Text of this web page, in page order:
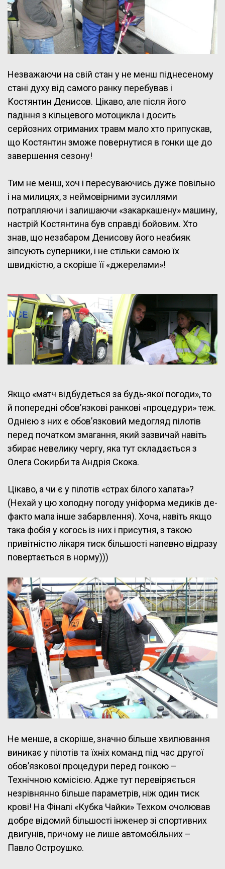
Незважаючи на свій стан у не менш піднесеному
стані духу від самого ранку перебував і
Костянтин Денисов. Цікаво, але після його
падіння з кільцевого мотоцикла і досить
серйозних отриманих травм мало хто припускав,
що Костянтин зможе повернутися в гонки ще до
завершення сезону!
Тим не менш, хоч і пересуваючись дуже повільно
і на милицях, з неймовірними зусиллями
потрапляючи і залишаючи «закаркашену» машину,
настрій Костянтина був справді бойовим. Хто
знав, що незабаром Денисову його неабияк
зіпсують суперники, і не стільки самою їх
швидкістю, а скоріше її «джерелами»!
Якщо «матч відбудеться за будь-якої погоди», то
й попередні обов’язкові ранкові «процедури» теж.
Однією з них є обов’язковий медогляд пілотів
перед початком змагання, який зазвичай навіть
збирає невелику чергу, яка тут складається з
Олега Сокирби та Андрія Скока.
Цікаво, а чи є у пілотів «страх білого халата»?
(Нехай у цю холодну погоду уніформа медиків де-
факто мала інше забарвлення). Хоча, навіть якщо
така фобія у когось із них і присутня, з такою
привітністю лікаря тиск більшості напевно відразу
повертається в норму)))
Не менше, а скоріше, значно більше хвилювання
виникає у пілотів та їхніх команд під час другої
обов’язкової процедури перед гонкою –
Технічною комісією. Адже тут перевіряється
незрівнянно більше параметрів, ніж один тиск
крові! На Фіналі «Кубка Чайки» Техком очолював
добре відомий більшості інженер зі спортивних
двигунів, причому не лише автомобільних –
Павло Остроушко.